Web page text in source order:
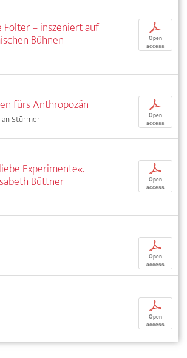
Folter – inszeniert auf
Bühnen
p
Open
access
fürs Anthropozän
Stürmer
p
Open
access
Experimente«.
Büttner
p
Open
access
p
Open
access
p
Open
access